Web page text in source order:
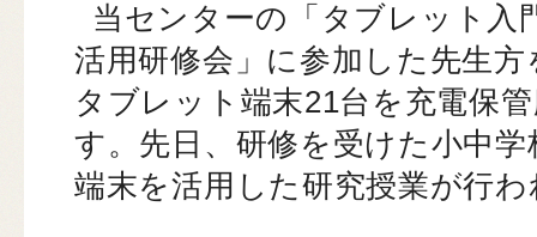
当センターの「タブレット入
活用研修会」に参加した先生
タブレット端末21台を充電保
す。先日、研修を受けた小中
端末を活用した研究授業が行